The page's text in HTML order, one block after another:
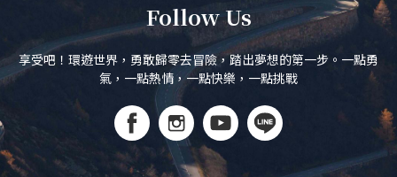
Follow Us
享受吧！環遊世界，勇敢歸零去冒險，踏出夢想的第一步。一點勇
氣，一點熱情，一點快樂，一點挑戰